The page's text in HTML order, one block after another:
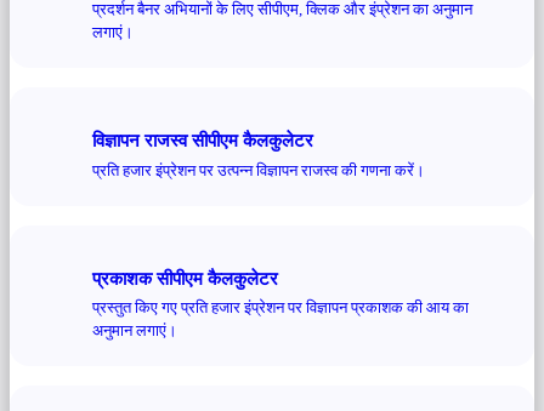
प्रदर्शन बैनर अभियानों के लिए सीपीएम, क्लिक और इंप्रेशन का अनुमान
लगाएं।
विज्ञापन राजस्व सीपीएम कैलकुलेटर
प्रति हजार इंप्रेशन पर उत्पन्न विज्ञापन राजस्व की गणना करें।
प्रकाशक सीपीएम कैलकुलेटर
प्रस्तुत किए गए प्रति हजार इंप्रेशन पर विज्ञापन प्रकाशक की आय का
अनुमान लगाएं।